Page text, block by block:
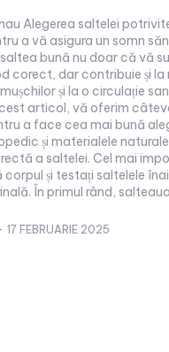
este
a vă asigura un somn
bună nu doar că vă
corect, dar contribuie și la
și la o circulație
articol, vă oferim
a face cea mai bună
și materialele
a saltelei. Cel mai
și testați saltelele
trebuie
17 FEBRUARIE 2025